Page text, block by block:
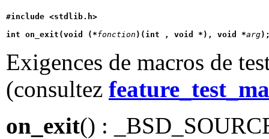
#include <stdlib.h>
int on_exit(void (*fonction )(int , void *), void *arg
Exigences de macros de
(consultez
on_exit() :